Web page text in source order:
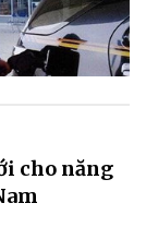
cho năng